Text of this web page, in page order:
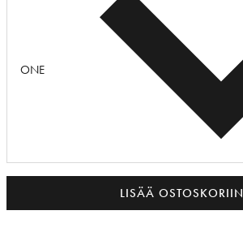
ONE
LISÄÄ OSTOSKORIIN